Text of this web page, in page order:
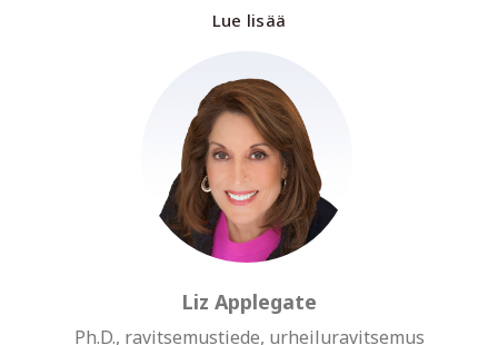
Lue lisää
Liz Applegate
Ph.D., ravitsemustiede, urheiluravitsemus